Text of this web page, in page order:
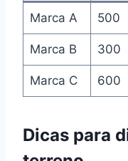
Marca A 500
Marca B 300
Marca C 600
Dicas para